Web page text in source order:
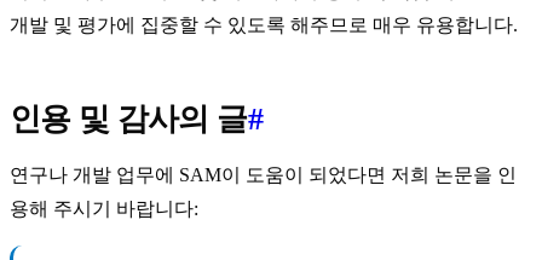
개발 및 평가에 집중할 수 있도록 해주므로 매우 유용합니다.
인용 및 감사의 글#
연구나 개발 업무에 SAM이 도움이 되었다면 저희 논문을 인
용해 주시기 바랍니다: